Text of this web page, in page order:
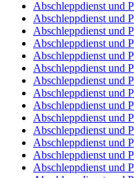
Abschleppdienst und
Abschleppdienst und
Abschleppdienst und
Abschleppdienst und
Abschleppdienst und
Abschleppdienst und
Abschleppdienst und
Abschleppdienst und
Abschleppdienst und
Abschleppdienst und
Abschleppdienst und
Abschleppdienst und
Abschleppdienst und
Abschleppdienst und